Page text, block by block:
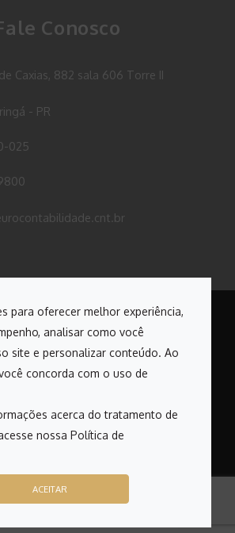
para oferecer melhor experiência,
analisar como você
site e personalizar conteúdo. Ao
concorda com o uso de
acerca do tratamento de
nossa Política de
ACEITAR
Conosco
Caxias, 882 sala 606 Torre II
- PR
025
Todos os direitos reservados Euro
Contabilidade